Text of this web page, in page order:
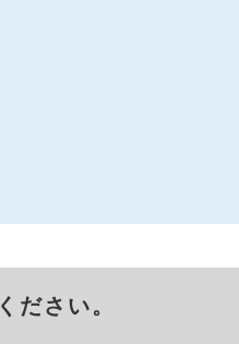
ださい。